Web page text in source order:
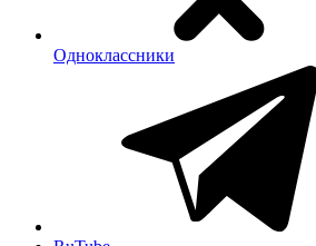
Одноклассники